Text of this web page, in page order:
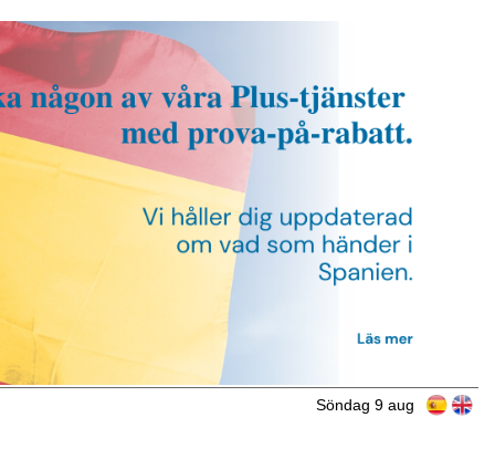
Söndag 9 aug